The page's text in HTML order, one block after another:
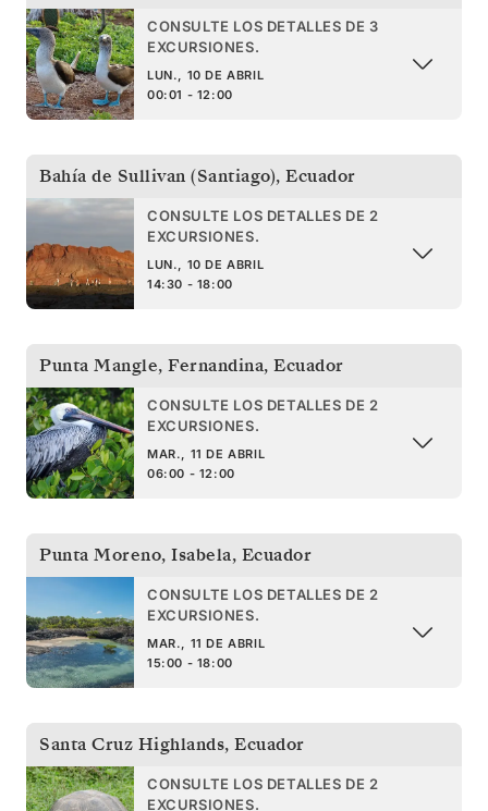
CONSULTE LOS DETALLES DE 3
EXCURSIONES.
LUN., 10 DE ABRIL
00:01 - 12:00
Bahía de Sullivan (Santiago), Ecuador
CONSULTE LOS DETALLES DE 2
EXCURSIONES.
LUN., 10 DE ABRIL
14:30 - 18:00
Punta Mangle, Fernandina, Ecuador
CONSULTE LOS DETALLES DE 2
EXCURSIONES.
MAR., 11 DE ABRIL
06:00 - 12:00
Punta Moreno, Isabela, Ecuador
CONSULTE LOS DETALLES DE 2
EXCURSIONES.
MAR., 11 DE ABRIL
15:00 - 18:00
Santa Cruz Highlands, Ecuador
CONSULTE LOS DETALLES DE 2
EXCURSIONES.